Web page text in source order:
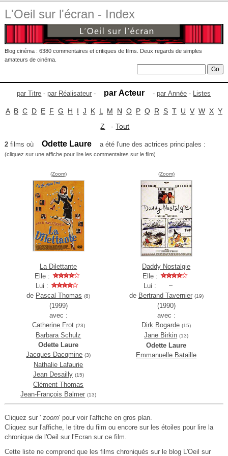
L'Oeil sur l'écran - Index
Blog cinéma : 6380 commentaires et critiques de films. Deux regards de simples
amateurs de cinéma.
par Titre -par Réalisateur - par Acteur -par Année - Listes
A B C D E F G H I J K L M N O P Q R S T U V W X Y
Z -Tout
2films où Odette Laure a été l'une des actrices principales :
(cliquez sur une affiche pour lire les commentaires sur le film)
(Zoom)
La Dilettante
Elle :
Lui :
de Pascal Thomas (8)
(1999)
avec :
Catherine Frot (23)
Barbara Schulz
Odette Laure
Jacques Dacqmine (3)
Nathalie Lafaurie
Jean Desailly (15)
Clément Thomas
Jean-François Balmer (13)
(Zoom)
Daddy Nostalgie
Elle :
Lui :
de Bertrand Tavernier (19)
(1990)
avec :
Dirk Bogarde (15)
Jane Birkin (13)
Odette Laure
Emmanuelle Bataille
Cliquez sur ' zoom' pour voir l'affiche en gros plan.
Cliquez sur l'affiche, le titre du film ou encore sur les étoiles pour lire la
chronique de l'Oeil sur l'Ecran sur ce film.
Cette liste ne comprend que les films chroniqués sur le blog L'Oeil sur